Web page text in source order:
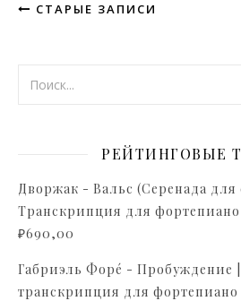
СТАРЫЕ ЗАПИСИ
РЕЙТИНГОВЫЕ
Дворжак - Вальс (Серенада для
Транскрипция для фортепиано
₽690,00
Габриэль Форé - Пробуждение |
транскрипция для фортепиано